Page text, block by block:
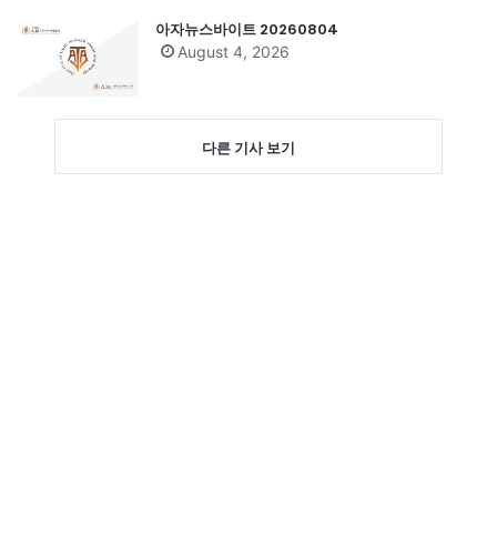
아자뉴스바이트 20260804
August 4, 2026
다른 기사 보기